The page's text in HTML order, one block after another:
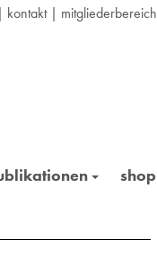
| kontakt| mitgliederbereich
shop